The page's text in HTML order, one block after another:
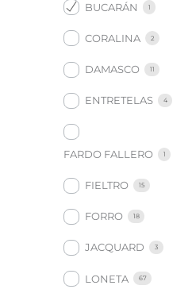
BUCARÁN 1
CORALINA 2
DAMASCO 11
ENTRETELAS 4
FARDO FALLERO 1
FIELTRO 15
FORRO 18
JACQUARD 3
LONETA 67